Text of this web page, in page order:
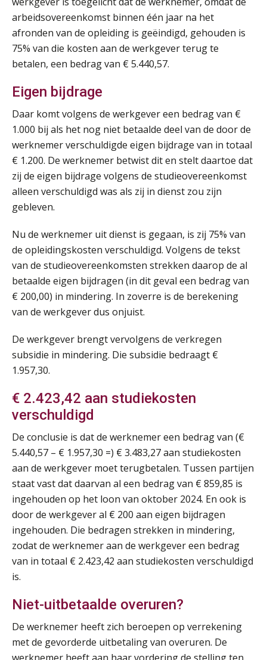
arbeidsovereenkomst binnen één jaar na het
afronden van de opleiding is geëindigd, gehouden is
75% van die kosten aan de werkgever terug te
betalen, een bedrag van € 5.440,57.
Eigen bijdrage
Daar komt volgens de werkgever een bedrag van €
1.000 bij als het nog niet betaalde deel van de door de
werknemer verschuldigde eigen bijdrage van in totaal
€ 1.200. De werknemer betwist dit en stelt daartoe dat
zij de eigen bijdrage volgens de studieovereenkomst
alleen verschuldigd was als zij in dienst zou zijn
gebleven.
Nu de werknemer uit dienst is gegaan, is zij 75% van
de opleidingskosten verschuldigd. Volgens de tekst
van de studieovereenkomsten strekken daarop de al
betaalde eigen bijdragen (in dit geval een bedrag van
€ 200,00) in mindering. In zoverre is de berekening
van de werkgever dus onjuist.
De werkgever brengt vervolgens de verkregen
subsidie in mindering. Die subsidie bedraagt €
1.957,30.
€ 2.423,42 aan studiekosten
verschuldigd
De conclusie is dat de werknemer een bedrag van (€
5.440,57 – € 1.957,30 =) € 3.483,27 aan studiekosten
aan de werkgever moet terugbetalen. Tussen partijen
staat vast dat daarvan al een bedrag van € 859,85 is
ingehouden op het loon van oktober 2024. En ook is
door de werkgever al € 200 aan eigen bijdragen
ingehouden. Die bedragen strekken in mindering,
zodat de werknemer aan de werkgever een bedrag
van in totaal € 2.423,42 aan studiekosten verschuldigd
is.
Niet-uitbetaalde overuren?
De werknemer heeft zich beroepen op verrekening
met de gevorderde uitbetaling van overuren. De
25
AUG
Online Opleiding Praktijkdiploma Loonadministratie (PDL)
MOCuitgevers
25
AUG
MOCuitgevers
26
AUG
Opfriscursus PDL (NIRPA PE)
Markus Verbeek Praehep
26
AUG
Summercourse Impact en invloed van AI op de salarisverwerking (basis)
MOCuitgevers
27
28
AUG
MOCuitgevers
28
Opfriscursus VPS (NIRPA PE)
Markus Verbeek Praehep
31
AUG
Praktijkdiploma Loonadministratie (PDL®)
01
SEP
MOCuitgevers
03
SEP
Online cursus Wwft voor salarisadministrateurs (inclusief praktijkmodellen)
MOCuitgevers
07
SEP
Online cursus Bedingen in de arbeidsovereenkomst
MOCuitgevers
08
SEP
Online Excel training voor de salarisadministrateur (verdieping)
MOCuitgevers
SEP
MOCuitgevers
09
SEP
Cursus Samenwerken financiële- en salarisadministratie
MOCuitgevers